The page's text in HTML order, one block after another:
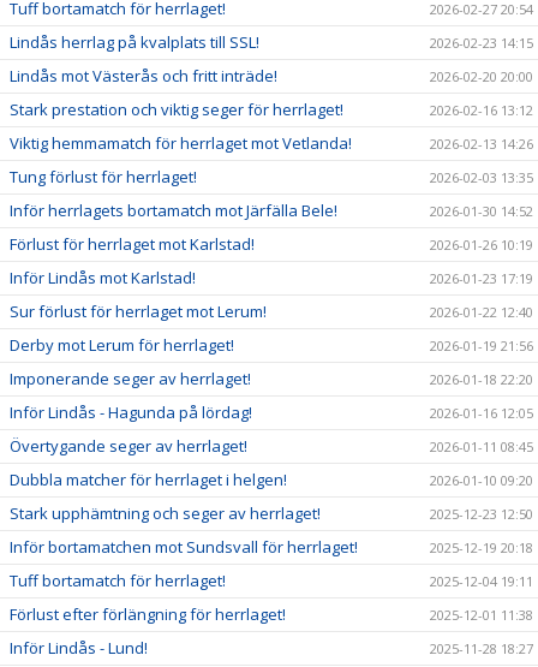
Tuff bortamatch för herrlaget! 2026-02-27 20:54
Lindås herrlag på kvalplats till SSL! 2026-02-23 14:15
Lindås mot Västerås och fritt inträde! 2026-02-20 20:00
Stark prestation och viktig seger för herrlaget! 2026-02-16 13:12
Viktig hemmamatch för herrlaget mot Vetlanda! 2026-02-13 14:26
Tung förlust för herrlaget! 2026-02-03 13:35
Inför herrlagets bortamatch mot Järfälla Bele! 2026-01-30 14:52
Förlust för herrlaget mot Karlstad! 2026-01-26 10:19
Inför Lindås mot Karlstad! 2026-01-23 17:19
Sur förlust för herrlaget mot Lerum! 2026-01-22 12:40
Derby mot Lerum för herrlaget! 2026-01-19 21:56
Imponerande seger av herrlaget! 2026-01-18 22:20
Inför Lindås - Hagunda på lördag! 2026-01-16 12:05
Övertygande seger av herrlaget! 2026-01-11 08:45
Dubbla matcher för herrlaget i helgen! 2026-01-10 09:20
Stark upphämtning och seger av herrlaget! 2025-12-23 12:50
Inför bortamatchen mot Sundsvall för herrlaget! 2025-12-19 20:18
Tuff bortamatch för herrlaget! 2025-12-04 19:11
Förlust efter förlängning för herrlaget! 2025-12-01 11:38
Inför Lindås - Lund! 2025-11-28 18:27